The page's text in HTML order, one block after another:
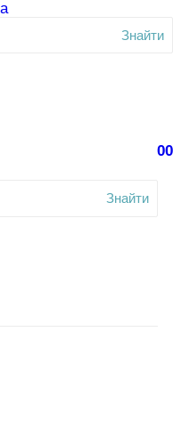
Знайти
00
Знайти